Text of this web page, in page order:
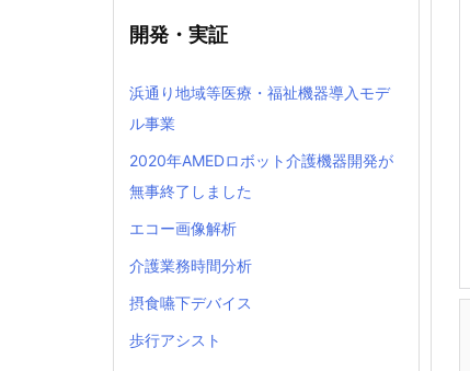
開発・実証
浜通り地域等医療・福祉機器導入モデ
ル事業
2020年AMEDロボット介護機器開発が
無事終了しました
エコー画像解析
介護業務時間分析
摂食嚥下デバイス
歩行アシスト